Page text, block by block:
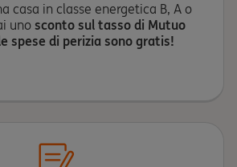
casa in classe energetica B, A o
uno sconto sul tasso di Mutuo
spese di perizia sono gratis!